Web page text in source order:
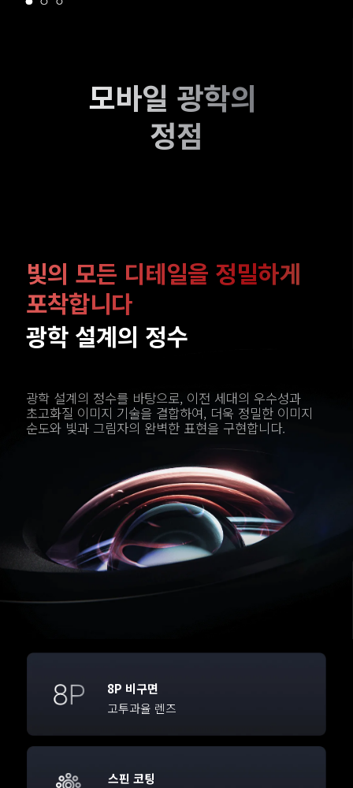
모바일 광학의
정점
빛의 모든 디테일을 정밀하게
광학 설계의 정수를 바탕으로, 이전 세대의 우수성과
초고화질 이미지 기술을 결합하여, 더욱 정밀한 이미지
8P 비구면
고투과율 렌즈
스핀 코팅